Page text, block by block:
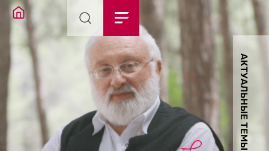
АКТУАЛЬНЫЕ ТЕМЫ